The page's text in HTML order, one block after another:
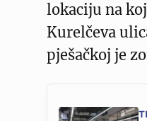
lokaciju na
Kurelčeva
pješačkoj je